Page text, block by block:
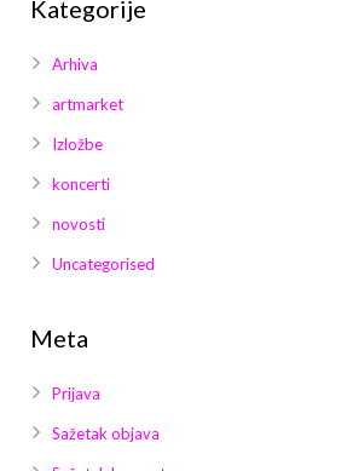
Kategorije
Arhiva
artmarket
Izložbe
koncerti
novosti
Uncategorised
Meta
Prijava
Sažetak objava